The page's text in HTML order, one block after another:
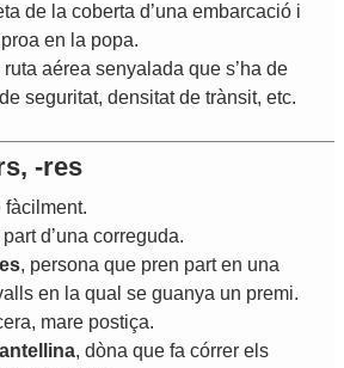
de la coberta d’una embarcació i
proa en la popa.
ruta aérea senyalada que s’ha de
de seguritat, densitat de trànsit, etc.
-res
fàcilment.
part d’una correguda.
, persona que pren part en una
en la qual se guanya un premi.
, mare postiça.
, dòna que fa córrer els